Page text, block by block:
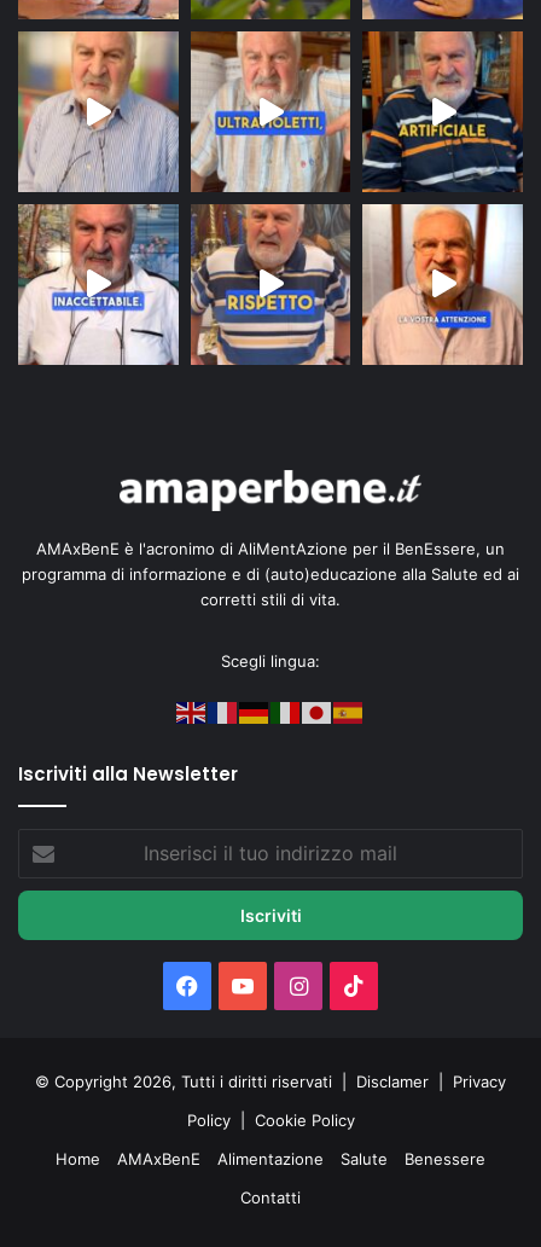
AMAxBenE è l'acronimo di AliMentAzione per il BenEssere, un
programma di informazione e di (auto)educazione alla Salute ed ai
corretti stili di vita.
Scegli lingua:
Iscriviti alla Newsletter
tuo
mail
Facebook
You Instagram
© Copyright 2026, Tutti i diritti riservati | Disclamer
Privacy
Policy
Cookie Policy
Home
AMAxBenE Alimentazione Salute
Benessere
Contatti